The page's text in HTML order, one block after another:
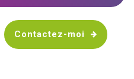
Contactez-moi